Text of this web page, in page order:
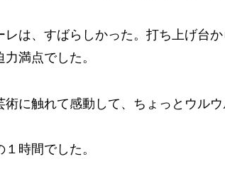
レは、すばらしかった。打ち上げ台
満点でした。
術に触れて感動して、ちょっとウル
時間でした。